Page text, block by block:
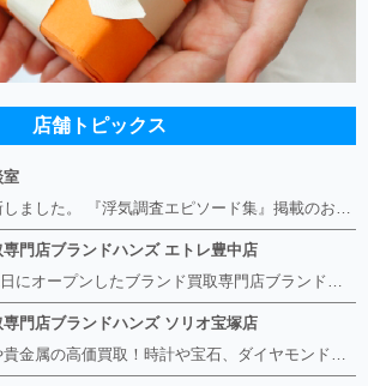
店舗トピックス
室
ブログを更新しました。 『浮気調査エピソード集』掲載のお知らせ https://smile-soudan.net/index.php?QBlog-20260808-1
門店ブランドハンズ エトレ豊中店
2026年7月21日にオープンしたブランド買取専門店ブランドハンズ エトレ豊中店です。 阪急豊中駅直結のショッピングモール エトレとよなかの１階に店舗がございます。 金・貴金属、ブランド品、時計、宝石などその他ブランド食器や美容機器、ブランド香水や化粧品などの取り扱いもございます。 熟練の鑑定士が親切・丁寧に接客、査定をさせていただきます。 査定だけでもOK。お気軽にご来店下さいませ！
門店ブランドハンズ ソリオ宝塚店
ブランド品や貴金属の高価買取！時計や宝石、ダイヤモンドなど家に眠っているものがあったら捨てる前にブランドハンズへお越しください。 査定料は無料、お値段が付くものかお調べいたします！ 宅配買取もありますので使っていない古いルイヴィトンのバッグや財布、壊れているオメガの時計、千切れている金のネックレスや指輪、小型家電も取り扱っておりますのでお気軽にご利用下さい☆ その他ブランド食器、銀シルバー製品、美容機器、脱毛器、スマホなど幅広く取り扱っております！